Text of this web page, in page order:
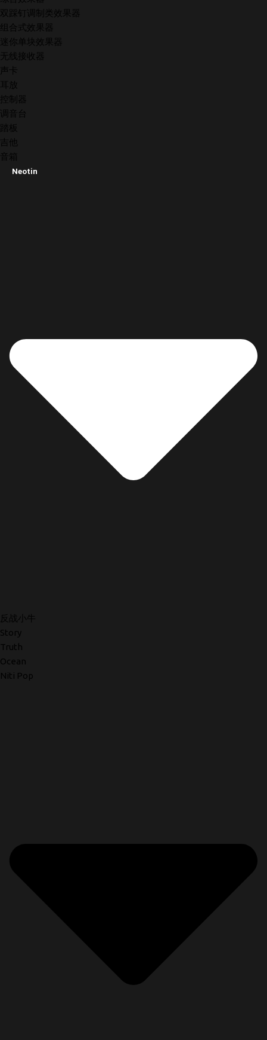
双踩钉调制类效果器
组合式效果器
迷你单块效果器
无线接收器
声卡
耳放
控制器
调音台
踏板
吉他
音箱
Neotin
反战小牛
Story
Truth
Ocean
Niti Pop